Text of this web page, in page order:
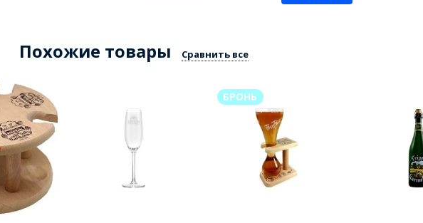
Похожие товары Сравнить все
БРОНЬ